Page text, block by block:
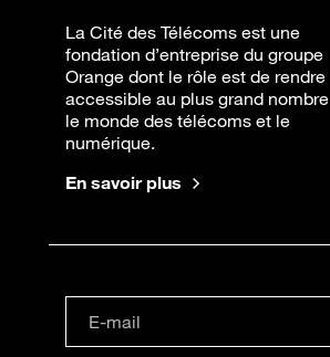
La Cité des Télécoms est une
fondation d’entreprise du groupe
Orange dont le rôle est de rendre
accessible au plus grand nombre
le monde des télécoms et le
numérique.
En savoir plus